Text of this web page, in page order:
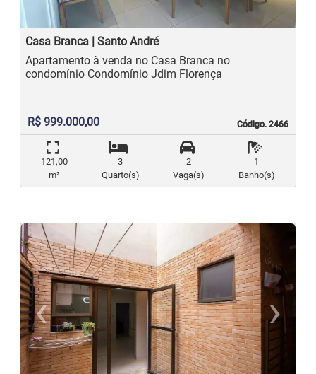
Casa Branca | Santo André
Código. 2466
Código. 2466
Apartamento à venda no Casa Branca no
condomínio Condomínio Jdim Florença
R$ 999.000,00
121,00
m²
3
Quarto(s)
2
Vaga(s)
1
Banho(s)
‹
Previous
›